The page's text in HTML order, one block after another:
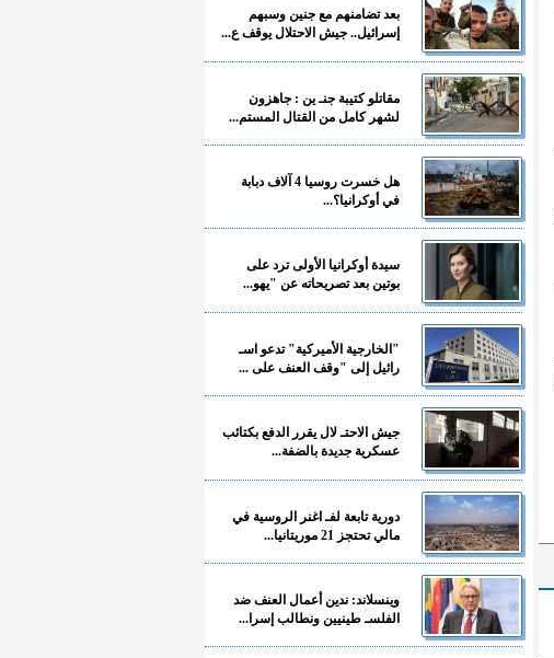
بعد تضامنهم مع جنين وسبهم
إسرائيل.. جيش الاحتلال يوقف ع...
مقاتلو كتيبة جنـ ين : جاهزون
لشهر كامل من القتال المستم...
هل خسرت روسيا 4 آلاف دبابة
في أوكرانيا؟...
سيدة أوكرانيا الأولى ترد على
بوتين بعد تصريحاته عن "يهو...
"الخارجية الأميركية" تدعو اسـ
رائيل إلى "وقف العنف على ...
جيش الاحتـ لال يقرر الدفع بكتائب
عسكرية جديدة بالضفة...
دورية تابعة لفـ اغنر الروسية في
مالي تحتجز 21 موريتانيا...
وينسلاند: ندين أعمال العنف ضد
الفلسـ طينيين ونطالب إسرا...